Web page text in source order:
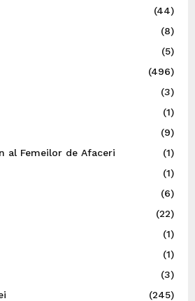
(44)
(8)
(5)
(496)
(3)
(1)
(9)
al Femeilor de Afaceri
(1)
(1)
(6)
(22)
(1)
(1)
(3)
(245)